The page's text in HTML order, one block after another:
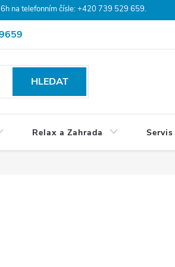
na telefonním čísle: +420 739 529 659.
a platba
HLEDAT
Relax a Zahrada